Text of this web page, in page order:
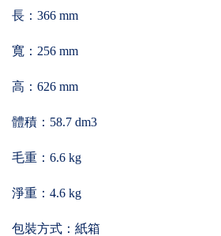
長：366 mm
寬：256 mm
高：626 mm
體積：58.7 dm3
毛重：6.6 kg
淨重：4.6 kg
包裝方式：紙箱